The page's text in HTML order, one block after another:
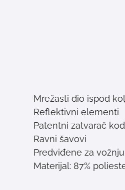
Mrežasti dio ispod
Reflektivni elementi
Patentni zatvarač
Ravni šavovi
Predviđene za vožnju
Materijal: 87%